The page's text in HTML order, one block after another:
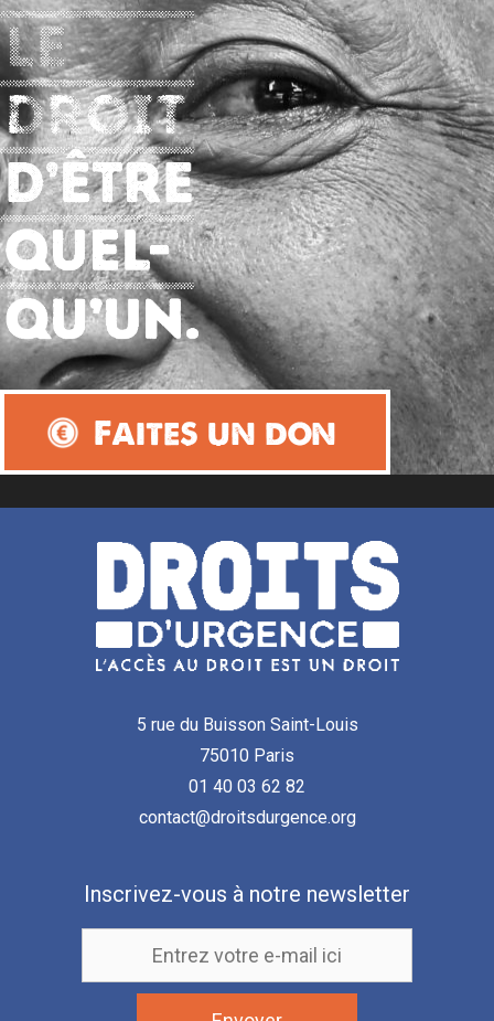
Faites un don
5 rue du Buisson Saint-Louis
75010 Paris
01 40 03 62 82
contact@droitsdurgence.org
Inscrivez-vous à notre newsletter